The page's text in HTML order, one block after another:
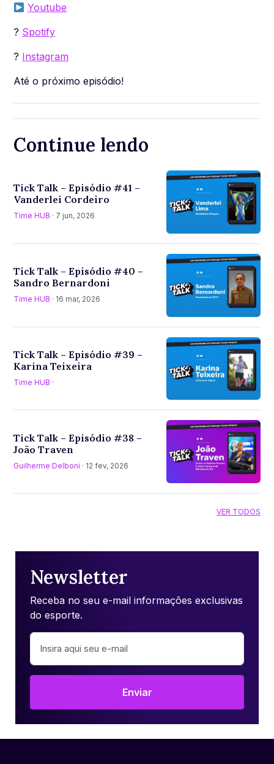
Youtube
? Spotify
? Instagram
Até o próximo episódio!
Continue lendo
Tick Talk – Episódio #41 –
Vanderlei Cordeiro
Time HUB · 7 jun, 2026
Tick Talk – Episódio #40 –
Sandro Bernardoni
Time HUB · 16 mar, 2026
Tick Talk – Episódio #39 –
Karina Teixeira
Time HUB ·
Tick Talk – Episódio #38 –
João Traven
Guilherme Delboni · 12 fev, 2026
VER TODOS
Newsletter
Receba no seu e-mail informações exclusivas
do esporte.
Enviar